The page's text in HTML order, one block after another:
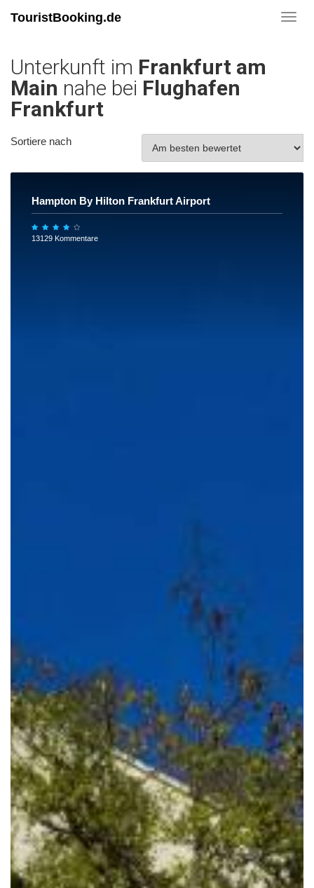
TouristBooking.de
Unterkunft im Frankfurt am
Main nahe bei Flughafen
Frankfurt
Sortiere nach
Hampton By Hilton Frankfurt Airport
13129 Kommentare